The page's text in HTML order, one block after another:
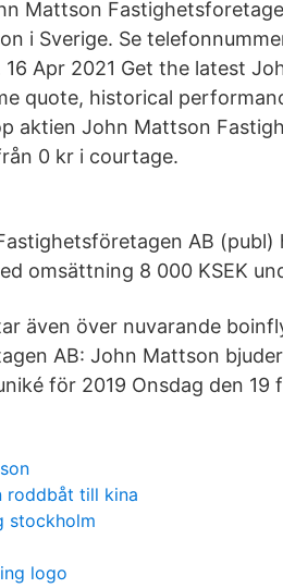
Mattson
i Sverige. Se
16 Apr 2021 Get the latest
quote, historical
aktien John Mattson
0 kr i courtage.
AB
omsättning 8 000 KSEK
även över nuvarande
AB: John Mattson
för 2019 Onsdag den 19
roddbåt till kina
stockholm
logo